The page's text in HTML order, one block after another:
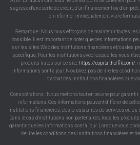
s'agisse d'une carte de crédit, d'un financement ou d'un
en informer immédiatement via le
Remarque : Nous nous efforçons de maintenir toutes
possible. Il est important de noter que ces informations
sur les sites Web des institutions financières et/ou des
spécifique. Pour les institutions avec lesquelles nous
produits listés sur ce site, https://capital.holfik.com/ ,
informations sont à jour. N'oubliez pas de lire les
d'achat des institutions financières que
Considérations : Nous mettons tout en œuvre pour garantir
informations. Ces informations peuvent différer de
institutions financières, des prestataires de services ou du
Dans le cas d'institutions non partenaires, tous les
garantir que les informations sont à jour. Lorsque vous
de lire les conditions des institutions financières et